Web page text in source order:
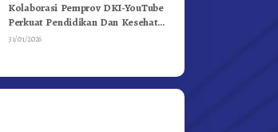
Kolaborasi Pemprov DKI-YouTube
Perkuat Pendidikan Dan Kesehatan
Mental
31/01/2026